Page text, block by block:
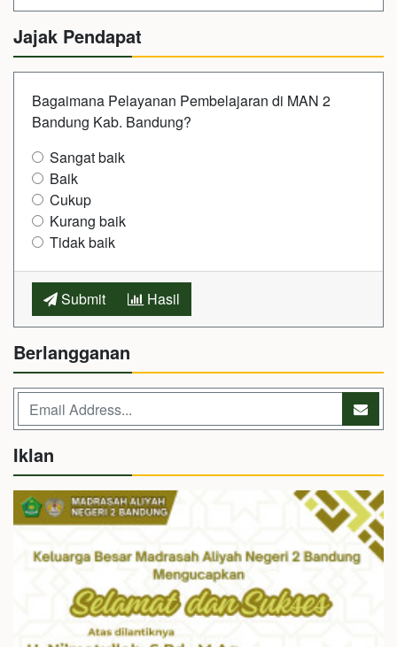
Jajak Pendapat
Bagaimana Pelayanan Pembelajaran di MAN 2
Bandung Kab. Bandung?
Sangat baik
Baik
Cukup
Kurang baik
Tidak baik
Submit Hasil
Berlangganan
Iklan